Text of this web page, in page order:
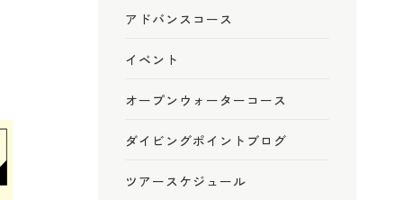
アドバンスコース
イベント
オープンウォーターコース
ダイビングポイントブログ
ツアースケジュール